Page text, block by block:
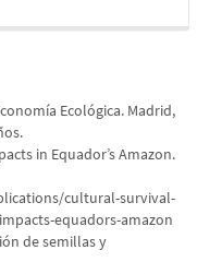
Ecológica. Madrid,
in Equador’s Amazon.
cultural-survival-
equadors-amazon
de semillas y